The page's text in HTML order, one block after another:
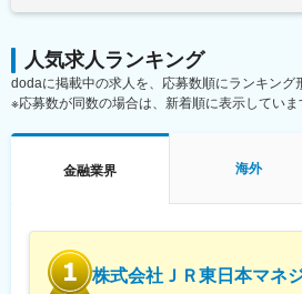
・配属予定の審査部門：約30名規模（
・レポートライン：現地審査担当役
変更の範囲：会社の定める業務
・貸金業務
・その他各種アドバイス業務
・案件のソーシング
援 など）
■当ポジションの魅力：
人気求人ランキング
dodaに掲載中の求人を、応募数順にランキング
※応募数が同数の場合は、新着順に表示していま
金融業界 海外
株式会社ＪＲ東日本マネ